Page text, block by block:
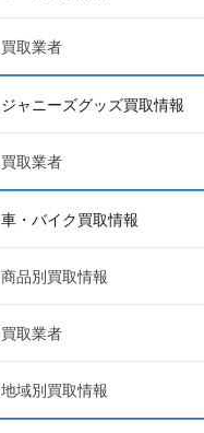
買取業者
ジャニーズグッズ買取情報
買取業者
車・バイク買取情報
商品別買取情報
買取業者
地域別買取情報